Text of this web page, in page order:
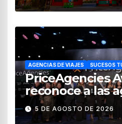
AGENCIAS DE VIAJES SUCESOS
PriceAgencies
reconoce a las
impulsan el
turismo en
5 DE AGOSTO DE 2026